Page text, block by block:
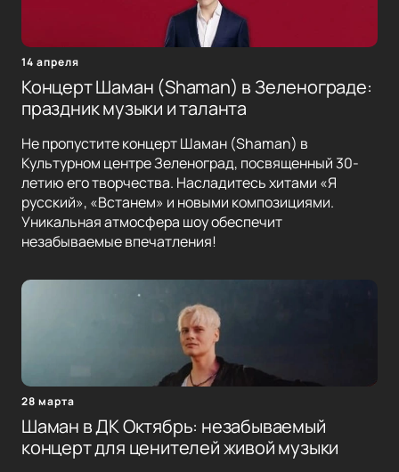
14 апреля
Концерт Шаман (Shaman) в Зеленограде:
праздник музыки и таланта
Не пропустите концерт Шаман (Shaman) в
Культурном центре Зеленоград, посвященный 30-
летию его творчества. Насладитесь хитами «Я
русский», «Встанем» и новыми композициями.
Уникальная атмосфера шоу обеспечит
незабываемые впечатления!
28 марта
Шаман в ДК Октябрь: незабываемый
концерт для ценителей живой музыки